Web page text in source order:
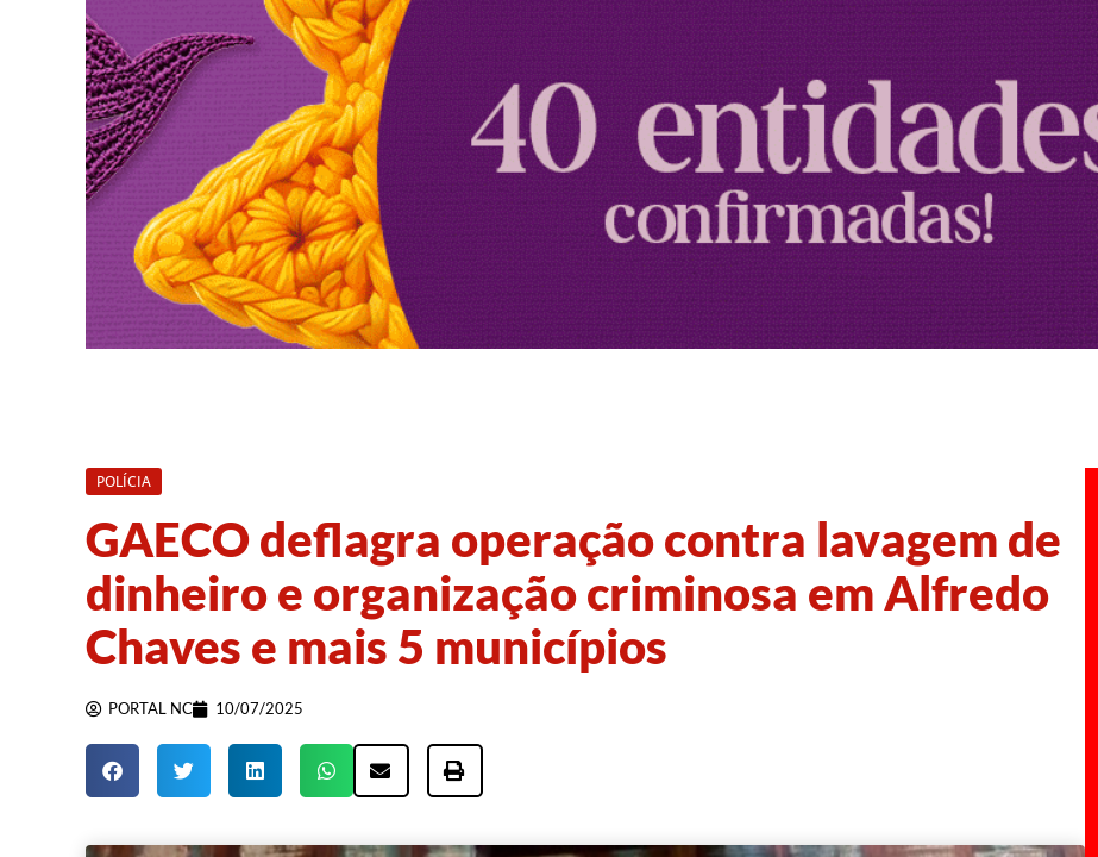
POLÍCIA
GAECO deflagra operação contra lavagem de
dinheiro e organização criminosa em Alfredo
Chaves e mais 5 municípios
PORTAL NC 10/07/2025